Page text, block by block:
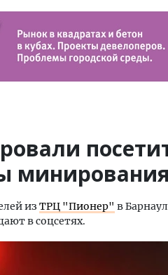
минирования
изТРЦ "Пионер" в
в соцсетях.